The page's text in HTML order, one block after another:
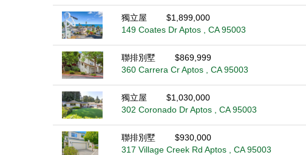
獨立屋
$1,899,000
149 Coates Dr Aptos , CA 95003
聯排別墅
$869,999
360 Carrera Cr Aptos , CA 95003
獨立屋
$1,030,000
302 Coronado Dr Aptos , CA 95003
聯排別墅
$930,000
317 Village Creek Rd Aptos , CA 95003